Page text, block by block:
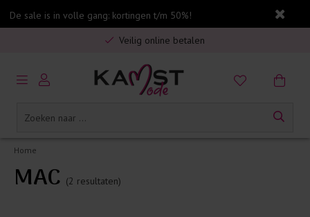
De sale is in volle gang: kortingen t/m 50%!
Gratis verzending in Nederland vanaf €75,-
Veilig online betalen
5% spaarbonus op jouw aankoop
Gratis verzending in Nederland vanaf €75,-
Home
MAC (2 resultaten)